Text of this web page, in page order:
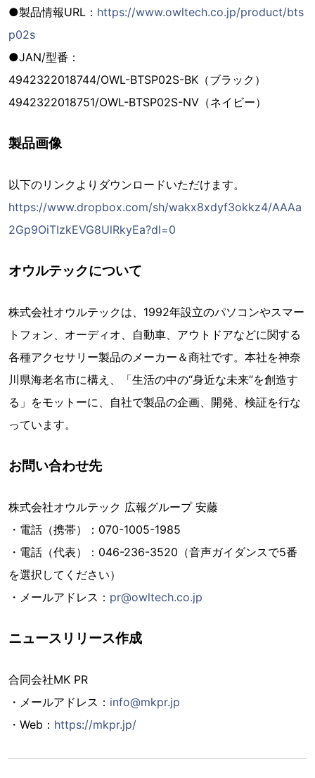
●製品情報URL： https://www.owltech.co.jp/product/bts
p02s
●JAN/型番：
4942322018744/OWL-BTSP02S-BK（ブラック）
4942322018751/OWL-BTSP02S-NV（ネイビー）
製品画像
以下のリンクよりダウンロードいただけます。
https://www.dropbox.com/sh/wakx8xdyf3okkz4/AAAa
2Gp9OiTIzkEVG8UlRkyEa?dl=0
オウルテックについて
株式会社オウルテックは、1992年設立のパソコンやスマー
トフォン、オーディオ、自動車、アウトドアなどに関する
各種アクセサリー製品のメーカー＆商社です。本社を神奈
川県海老名市に構え、「生活の中の“身近な未来”を創造す
る」をモットーに、自社で製品の企画、開発、検証を行な
っています。
お問い合わせ先
株式会社オウルテック 広報グループ 安藤
・電話（携帯）：070-1005-1985
・電話（代表）：046-236-3520（音声ガイダンスで5番
を選択してください）
・メールアドレス： pr@owltech.co.jp
ニュースリリース作成
合同会社MK PR
・メールアドレス： info@mkpr.jp
・Web： https://mkpr.jp/